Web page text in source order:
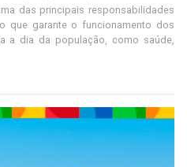
das principais responsabilidades
que garante o funcionamento dos
a dia da população, como saúde,